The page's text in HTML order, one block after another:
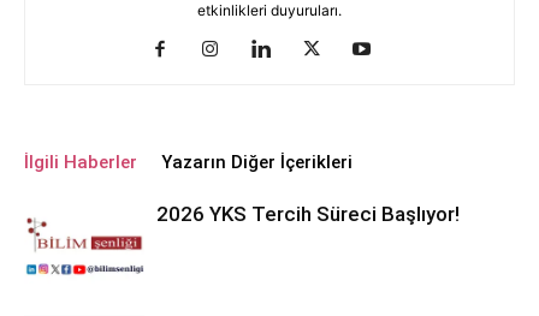
etkinlikleri duyuruları.
İlgili Haberler Yazarın Diğer İçerikleri
2026 YKS Tercih Süreci Başlıyor!